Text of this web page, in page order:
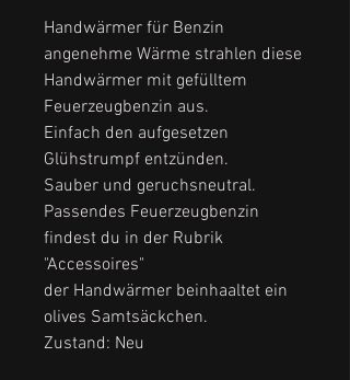
Handwärmer für Benzin
angenehme Wärme strahlen diese
Handwärmer mit gefülltem
Feuerzeugbenzin aus.
Einfach den aufgesetzen
Glühstrumpf entzünden.
Sauber und geruchsneutral.
Passendes Feuerzeugbenzin
findest du in der Rubrik
"Accessoires"
der Handwärmer beinhaaltet ein
olives Samtsäckchen.
Zustand: Neu